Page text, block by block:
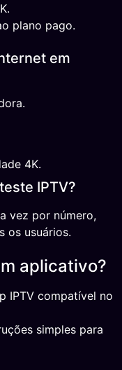
plano pago.
em
4K.
IPTV?
vez por número,
os usuários.
aplicativo?
IPTV compatível no
simples para